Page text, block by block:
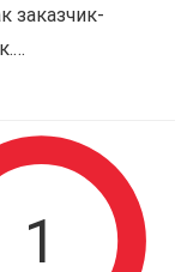
заказчик-
пентхаусы на
компания
застройщик
1